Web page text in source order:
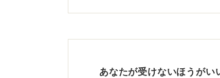
これは実際に足を運ばなければ
あなたが受けないほうがい